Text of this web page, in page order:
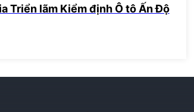
Triển lãm Kiểm định Ô tô Ấn Độ